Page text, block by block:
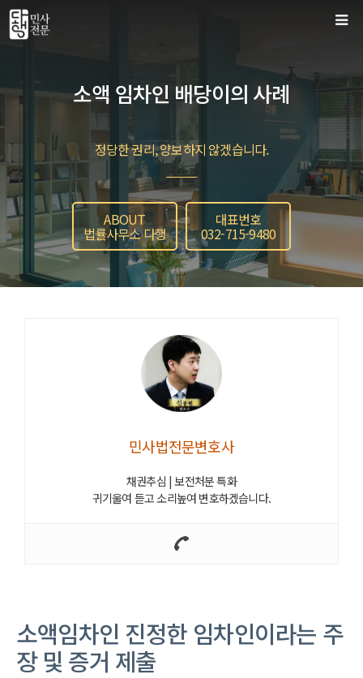
컨
텐
너
뛰
기
소액 임차인 배당이의 사례
정당한 권리, 양보하지 않겠습니다.
ABOUT
법률사무소 다행
대표번호
032-715-9480
민사법전문변호사
채권추심 | 보전처분 특화
귀기울여 듣고 소리높여 변호하겠습니다.
소액임차인 진정한 임차인이라는 주
장 및 증거 제출